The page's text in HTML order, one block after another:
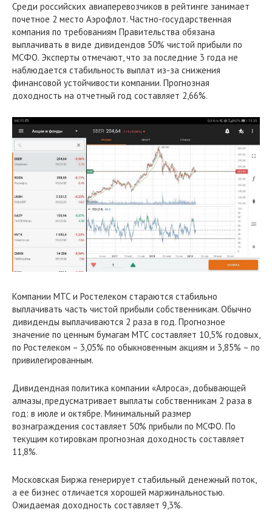
Среди российских авиаперевозчиков в рейтинге занимает
почетное 2 место Аэрофлот. Частно-государственная
компания по требованиям Правительства обязана
выплачивать в виде дивидендов 50% чистой прибыли по
МСФО. Эксперты отмечают, что за последние 3 года не
наблюдается стабильность выплат из-за снижения
финансовой устойчивости компании. Прогнозная
доходность на отчетный год составляет 2,66%.
Компании МТС и Ростелеком стараются стабильно
выплачивать часть чистой прибыли собственникам. Обычно
дивиденды выплачиваются 2 раза в год. Прогнозное
значение по ценным бумагам МТС составляет 10,5% годовых,
по Ростелеком – 3,05% по обыкновенным акциям и 3,85% – по
привилегированным.
Дивидендная политика компании «Алроса», добывающей
алмазы, предусматривает выплаты собственникам 2 раза в
год: в июле и октябре. Минимальный размер
вознаграждения составляет 50% прибыли по МСФО. По
текущим котировкам прогнозная доходность составляет
11,8%.
Московская Биржа генерирует стабильный денежный поток,
а ее бизнес отличается хорошей маржинальностью.
Ожидаемая доходность составляет 9,3%.